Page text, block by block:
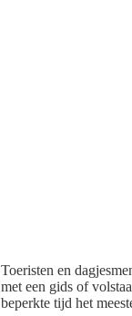
Toeristen en
met een gids of
beperkte tijd het